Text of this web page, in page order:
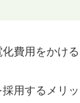
用するメリ